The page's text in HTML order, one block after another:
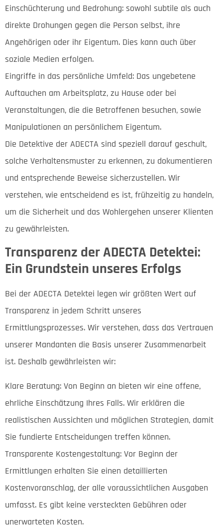
Einschüchterung und Bedrohung: sowohl subtile als auch
direkte Drohungen gegen die Person selbst, ihre
Angehörigen oder ihr Eigentum. Dies kann auch über
soziale Medien erfolgen.
Eingriffe in das persönliche Umfeld: Das ungebetene
Auftauchen am Arbeitsplatz, zu Hause oder bei
Veranstaltungen, die die Betroffenen besuchen, sowie
Manipulationen an persönlichem Eigentum.
Die Detektive der ADECTA sind speziell darauf geschult,
solche Verhaltensmuster zu erkennen, zu dokumentieren
und entsprechende Beweise sicherzustellen. Wir
verstehen, wie entscheidend es ist, frühzeitig zu handeln,
um die Sicherheit und das Wohlergehen unserer Klienten
zu gewährleisten.
Transparenz der ADECTA Detektei:
Ein Grundstein unseres Erfolgs
Bei der ADECTA Detektei legen wir größten Wert auf
Transparenz in jedem Schritt unseres
Ermittlungsprozesses. Wir verstehen, dass das Vertrauen
unserer Mandanten die Basis unserer Zusammenarbeit
ist. Deshalb gewährleisten wir:
Klare Beratung: Von Beginn an bieten wir eine offene,
ehrliche Einschätzung Ihres Falls. Wir erklären die
realistischen Aussichten und möglichen Strategien, damit
Sie fundierte Entscheidungen treffen können.
Transparente Kostengestaltung: Vor Beginn der
Ermittlungen erhalten Sie einen detaillierten
Kostenvoranschlag, der alle voraussichtlichen Ausgaben
umfasst. Es gibt keine versteckten Gebühren oder
unerwarteten Kosten.